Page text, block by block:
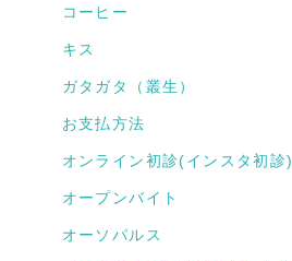
コーヒー
キス
ガタガタ（叢生）
お支払方法
オンライン初診(インスタ初診)
オープンバイト
オーソパルス